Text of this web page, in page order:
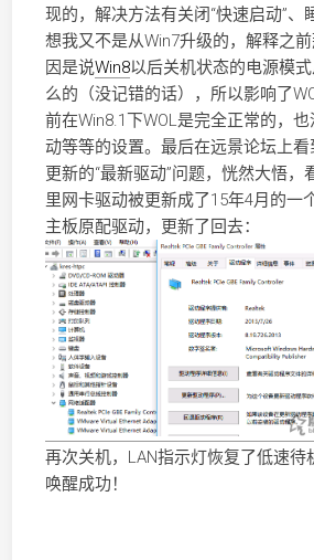
现的，解决方法有关闭“快速启动”、
想我又不是从Win7升级的，解释之
因是说Win8以后关机状态的电源模
么的（没记错的话），所以影响了
前在Win8.1下WOL是完全正常的，
动等等的设置。最后在远景论坛上看
更新的“最新驱动”问题，恍然大悟，
里网卡驱动被更新成了15年4月的一
主板原配驱动，更新了回去：
再次关机，LAN指示灯恢复了低速待
唤醒成功！